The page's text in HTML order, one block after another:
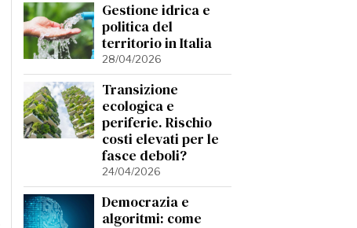
Gestione idrica e
politica del
territorio in Italia
28/04/2026
Transizione
ecologica e
periferie. Rischio
costi elevati per le
fasce deboli?
24/04/2026
Democrazia e
algoritmi: come